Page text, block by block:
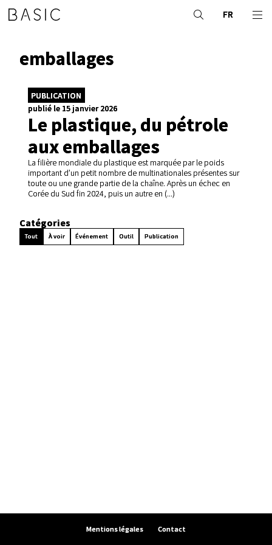
FR
emballages
PUBLICATION
publié le 15 janvier 2026
Le plastique, du pétrole
aux emballages
La filière mondiale du plastique est marquée par le poids
important d’un petit nombre de multinationales présentes sur
toute ou une grande partie de la chaîne. Après un échec en
Corée du Sud fin 2024, puis un autre en (...)
Catégories
Tout À voir Événement Outil Publication
Mentions légales Contact